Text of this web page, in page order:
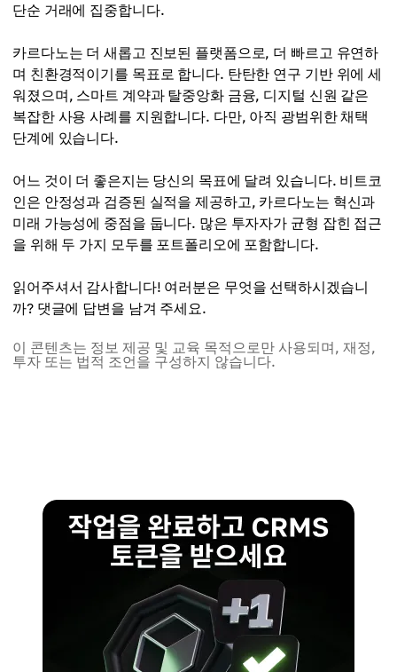
단순 거래에 집중합니다.
카르다노는 더 새롭고 진보된 플랫폼으로, 더 빠르고 유연하
며 친환경적이기를 목표로 합니다. 탄탄한 연구 기반 위에 세
워졌으며, 스마트 계약과 탈중앙화 금융, 디지털 신원 같은
복잡한 사용 사례를 지원합니다. 다만, 아직 광범위한 채택
단계에 있습니다.
어느 것이 더 좋은지는 당신의 목표에 달려 있습니다. 비트코
인은 안정성과 검증된 실적을 제공하고, 카르다노는 혁신과
미래 가능성에 중점을 둡니다. 많은 투자자가 균형 잡힌 접근
을 위해 두 가지 모두를 포트폴리오에 포함합니다.
읽어주셔서 감사합니다! 여러분은 무엇을 선택하시겠습니
까? 댓글에 답변을 남겨 주세요.
이 콘텐츠는 정보 제공 및 교육 목적으로만 사용되며, 재정,
투자 또는 법적 조언을 구성하지 않습니다.